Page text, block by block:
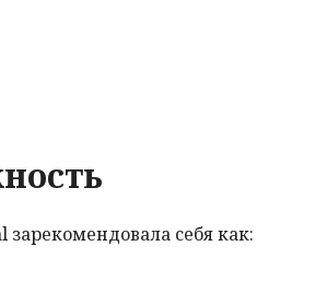
себя как: